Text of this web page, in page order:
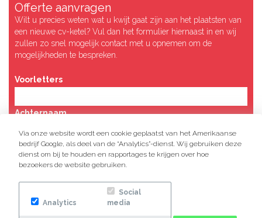
Offerte aanvragen
Wilt u precies weten wat u kwijt gaat zijn aan het plaatsten van
een nieuwe cv-ketel? Vul dan het formulier hiernaast in en wij
zullen zo snel mogelijk contact met u opnemen om de
mogelijkheden te bespreken.
Voorletters
Achternaam
Straatnaam
Via onze website wordt een cookie geplaatst van het Amerikaanse
bedrijf Google, als deel van de “Analytics”-dienst. Wij gebruiken deze
dienst om bij te houden en rapportages te krijgen over hoe
bezoekers de website gebruiken.
Analytics
Social
media